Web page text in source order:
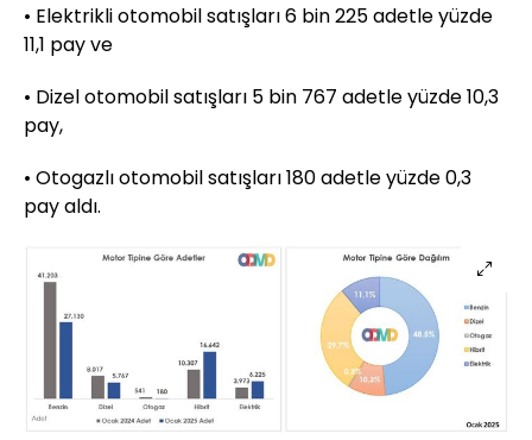
• Elektrikli otomobil satışları 6 bin 225 adetle yüzde
11,1 pay ve
• Dizel otomobil satışları 5 bin 767 adetle yüzde 10,3
pay,
• Otogazlı otomobil satışları 180 adetle yüzde 0,3
pay aldı.